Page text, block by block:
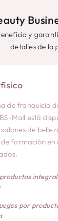
y
detalles de la
de franquicia
Mall está
de
formación en
por